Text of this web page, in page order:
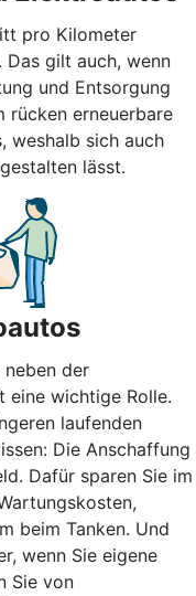
pro Kilometer
Das gilt auch, wenn
und Entsorgung
rücken erneuerbare
weshalb sich auch
lässt.
der
wichtige Rolle.
laufenden
Die Anschaffung
Dafür sparen Sie im
beim Tanken. Und
wenn Sie eigene
Sie von